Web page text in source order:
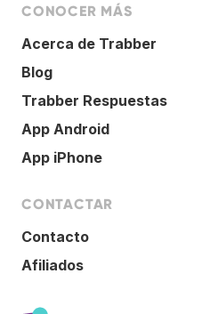
CONOCER MÁS
Acerca de Trabber
Blog
Trabber Respuestas
App Android
App iPhone
CONTACTAR
Contacto
Afiliados